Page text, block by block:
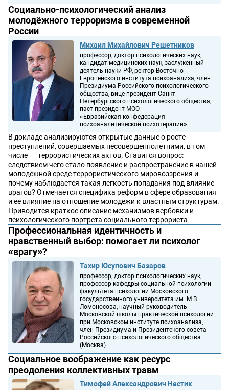
Социально-психологический анализ
молодёжного терроризма в современной
России
Михаил Михайлович Решетников
профессор, доктор психологических наук,
кандидат медицинских наук, заслуженный
деятель науки РФ, ректор Восточно-
Европейского института психоанализа, член
Президиума Российского психологического
общества, вице-президент Санкт-
Петербургского психологического общества,
паст-президент МОО
«Евразийская конфедерация
психоаналитической психотерапии»
В докладе анализируются открытые данные о росте
преступлений, совершаемых несовершеннолетними, в том
числе — террористических актов. Ставится вопрос:
следствием чего стало появление и распространение в нашей
молодежной среде террористического мировоззрения и
почему наблюдается такая легкость попадания под влияние
врагов? Отмечается специфика реформ в сфере образования
и ее влияние на отношение молодежи к властным структурам.
Приводится краткое описание механизмов вербовки и
психологического портрета социального террориста.
Профессиональная идентичность и
нравственный выбор: помогает ли психолог
«врагу»?
Тахир Юсупович Базаров
профессор, доктор психологических наук,
профессор кафедры социальной психологии
факультета психологии Московского
государственного университета им. М.В.
Ломоносова, научный руководитель
Московской школы практической психологии
при Московском институте психоанализа,
член Президиума и Президентского совета
Российского психологического общества
(Москва)
Социальное воображение как ресурс
преодоления коллективных травм
Тимофей Александрович Нестик